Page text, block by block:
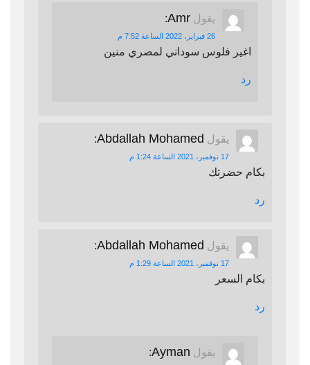
يقول Amr
:
26 فبراير، 2022 الساعة 7:52 م
اغير فلوس سوداني لمصري منين
رد
يقول Abdallah Mohamed
:
17 نوفمبر، 2021 الساعة 1:24 م
بكام حضرتك
رد
يقول Abdallah Mohamed
:
17 نوفمبر، 2021 الساعة 1:29 م
بكام السعر
رد
يقول Ayman
: